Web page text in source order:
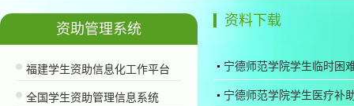
资料下载
宁德师范学院学生临时困
宁德师范学院学生医疗补
资助管理系统
福建学生资助信息化工作平台
全国学生资助管理信息系统